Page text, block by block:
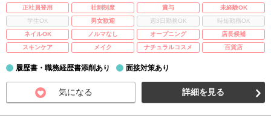
正社員登用 社割制度 賞与
未経験OK
学生OK
男女歓迎 週3日勤務OK
時短勤務OK
ネイルOK
ノルマなし オープニング
店長候補
スキンケア
メイク ナチュラルコスメ 百貨店
履歴書・職務経歴書添削あり 面接対策あり
気になる 詳細を見る